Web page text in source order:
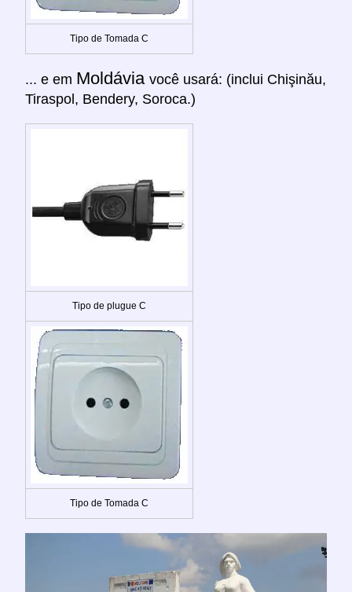
Tipo de Tomada C
... e em Moldávia você usará: (inclui Chişinău,
Tiraspol, Bendery, Soroca.)
Tipo de plugue C
Tipo de Tomada C